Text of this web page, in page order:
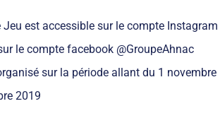
Jeu est accessible sur le compte Instagram
le compte facebook @GroupeAhnac
sur la période allant du 1 novembre
2019